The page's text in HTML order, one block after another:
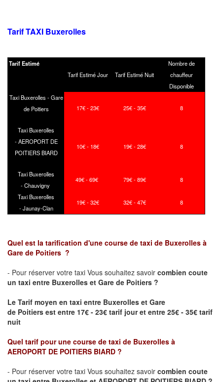
Tarif TAXI Buxerolles
Tarif Estimé
Tarif Estimé Jour
Tarif Estimé Nuit
Nombre de
chauffeur
Disponible
Taxi Buxerolles - Gare
de Poitiers
17€ - 23€ 25€ - 35€ 8
Taxi Buxerolles
- AEROPORT DE
POITIERS BIARD
10€ - 18€ 19€ - 28€ 8
Taxi Buxerolles
- Chauvigny
49€ - 69€ 79€ - 89€ 8
Taxi Buxerolles
- Jaunay-Clan
19€ - 32€ 32€ - 47€ 8
Quel est la tarification d'une course de taxi de Buxerolles à
Gare de Poitiers ?
- Pour réserver votre taxi Vous souhaitez savoir combien coute
un taxi entre Buxerolles et Gare de Poitiers ?
Le Tarif moyen en taxi entre Buxerolles et Gare
de Poitiers est entre 17€ - 23€ tarif jour et entre 25€ - 35€ tarif
nuit
Quel tarif pour une course de taxi de Buxerolles à
AEROPORT DE POITIERS BIARD ?
- Pour réserver votre taxi Vous souhaitez savoir combien coute